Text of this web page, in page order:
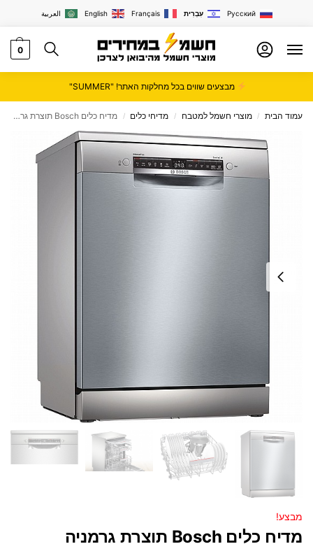
العربية English Français עִבְרִית Русский
0
מבצעים שווים בכל מחלקות האתר! "SUMMER"
עמוד הבית / מוצרי חשמל למטבח / מדיחי כלים / מדיח כלים Bosch תוצרת גרמניה SMS4ECI26E בוש כולל פתיחת דלת!
מבצע!
מדיח כלים Bosch תוצרת גרמניה